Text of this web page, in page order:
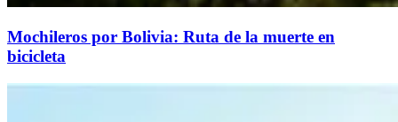
Mochileros por Bolivia: Ruta de la muerte en
bicicleta